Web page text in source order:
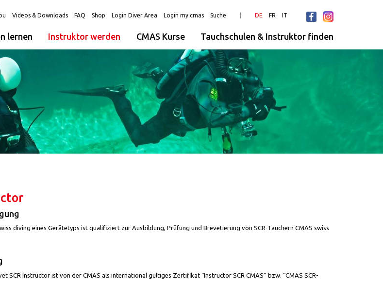
Videos & Downloads FAQ Shop Login Diver Area Login my.cmas Suche DE FR IT
lernen Instruktor werden CMAS Kurse Tauchschulen & Instruktor finden
diving eines Gerätetyps ist qualifiziert zur Ausbildung, Prüfung und Brevetierung von SCR-Tauchern CMAS swiss
SCR Instructor ist von der CMAS als international gültiges Zertifikat “Instructor SCR CMAS” bzw. “CMAS SCR-